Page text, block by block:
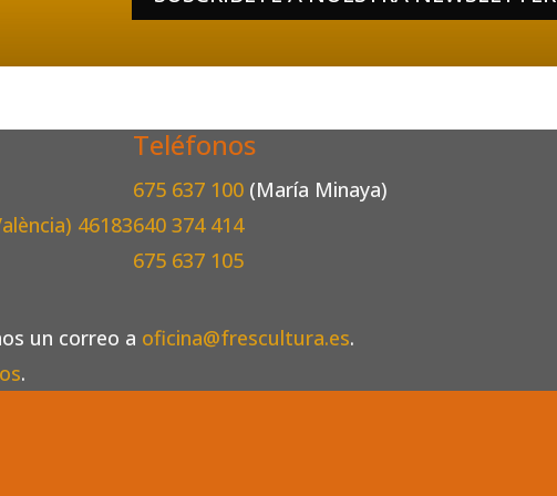
46183
Teléfonos
675 637 100 (María Minaya)
640 374 414
675 637 105
un correo a oficina@frescultura.es.
.